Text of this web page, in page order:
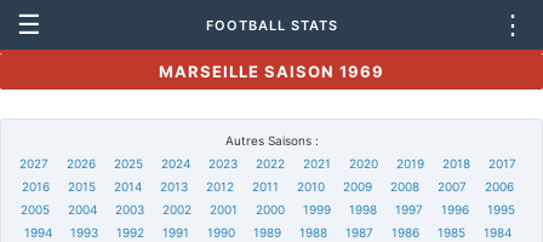
☰ FOOTBALL STATS ⋮
MARSEILLE SAISON 1969
Autres Saisons :
2027
2026 2025 2024 2023 2022 2021 2020 2019 2018
2017
2016
2015 2014 2013 2012 2011 2010 2009 2008 2007
2006
2005
2004 2003 2002 2001 2000 1999 1998 1997 1996
1995
1994
1993 1992 1991 1990 1989 1988 1987 1986 1985
1984